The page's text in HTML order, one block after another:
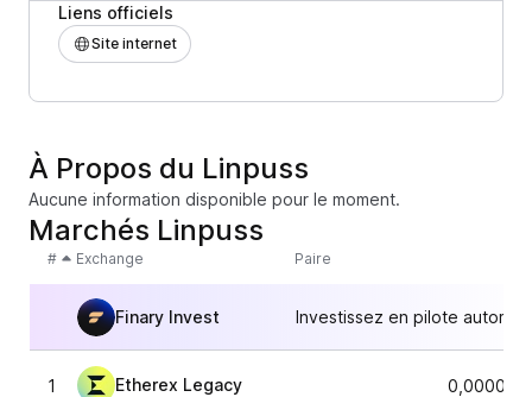
Liens officiels
Site internet
À Propos du Linpuss
Aucune information disponible pour le moment.
Marchés Linpuss
# Exchange Paire
Finary Invest Investissez en pilote
1 Etherex Legacy